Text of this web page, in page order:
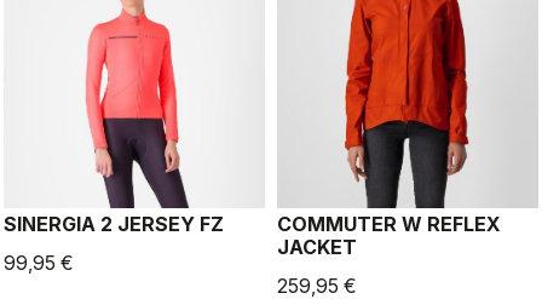
SINERGIA 2 JERSEY FZ
99,95 €
COMMUTER W REFLEX
JACKET
259,95 €